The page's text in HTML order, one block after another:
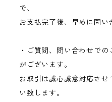
で、
お支払完了後、早めに問い
・ご質問、問い合わせで
がございます。
お取引は誠心誠意対応さ
い致します。